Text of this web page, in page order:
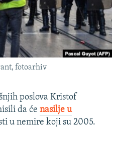
fotoarhiv
poslova Kristof
da će nasilje u
u nemire koji su 2005.